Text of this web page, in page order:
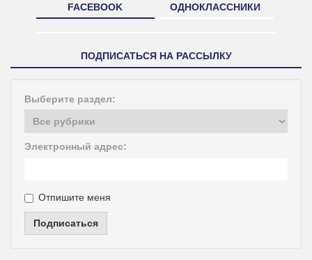
FACEBOOK ОДНОКЛАССНИКИ
ПОДПИСАТЬСЯ НА РАССЫЛКУ
Выберите раздел:
Электронный адрес:
Отпишите меня
Подписаться